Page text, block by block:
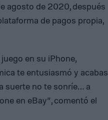
agosto de 2020, después
de pagos propia,
en su iPhone,
te entusiasmó y acabas
suerte no te sonríe… a
en eBay”, comentó el